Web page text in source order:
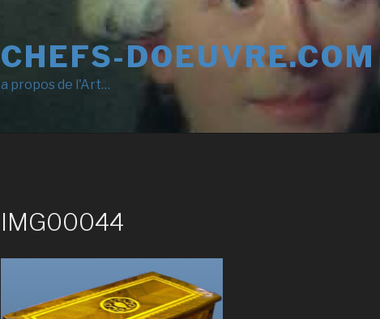
CHEFS-DOEUVRE.COM
a propos de l'Art…
IMG00044